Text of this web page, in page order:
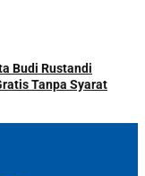
Budi Rustandi
Tanpa Syarat